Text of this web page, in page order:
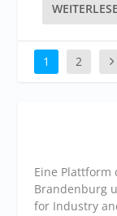
1 2
Eine Plattform
Brandenburg
for Industry